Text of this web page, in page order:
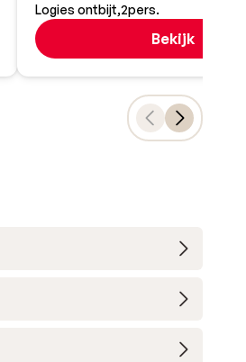
Logies ontbijt 2pers.
Bekijk